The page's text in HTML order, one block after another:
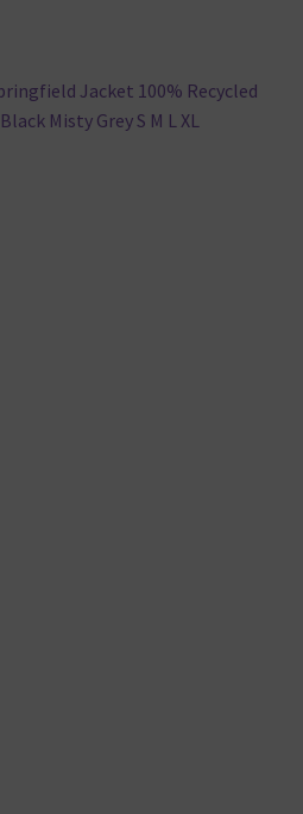
Jacket 100% Recycled
Misty Grey S M L XL